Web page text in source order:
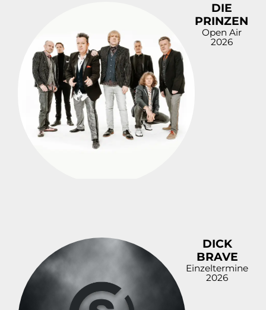
DIE
PRINZEN
Open Air
2026
DICK
BRAVE
Einzeltermine
2026